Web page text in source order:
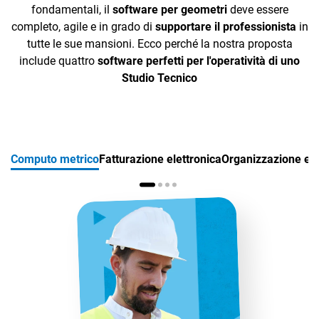
fondamentali, il software per geometri deve essere
completo, agile e in grado di supportare il professionista in
tutte le sue mansioni. Ecco perché la nostra proposta
include quattro software perfetti per l'operatività di uno
Studio Tecnico
Computo metricoFatturazione elettronicaOrganizzazione e